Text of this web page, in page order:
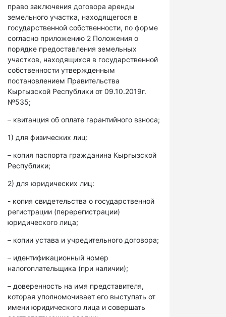
право заключения договора аренды
земельного участка, находящегося в
государственной собственности, по форме
согласно приложению 2 Положения о
порядке предоставления земельных
участков, находящихся в государственной
собственности утвержденным
постановлением Правительства
Кыргызской Республики от 09.10.2019г.
№535;
– квитанция об оплате гарантийного взноса;
1) для физических лиц:
– копия паспорта гражданина Кыргызской
Республики;
2) для юридических лиц:
- копия свидетельства о государственной
регистрации (перерегистрации)
юридического лица;
– копии устава и учредительного договора;
– идентификационный номер
налогоплательщика (при наличии);
– доверенность на имя представителя,
которая уполномочивает его выступать от
имени юридического лица и совершать